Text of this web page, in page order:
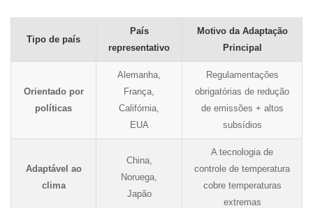
Tipo de país
País
representativo
Motivo da Adaptação
Principal
Orientado por
políticas
Alemanha,
França,
Califórnia,
EUA
Regulamentações
obrigatórias de redução
de emissões + altos
subsídios
Adaptável ao
clima
China,
Noruega,
Japão
A tecnologia de
controle de temperatura
cobre temperaturas
extremas